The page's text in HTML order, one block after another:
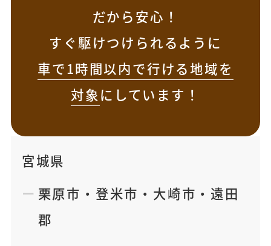
だから安心！
すぐ駆けつけられるように
車で1時間以内で行ける地域を
対象にしています！
宮城県
栗原市 ・ 登米市 ・ 大崎市 ・ 遠田
郡